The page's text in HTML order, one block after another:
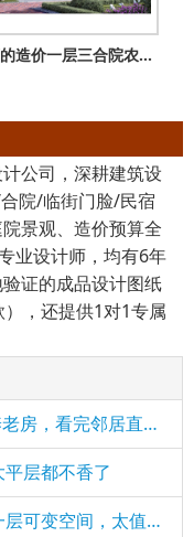
20多万的造价一层三合院农村自建房效果图
公司，深耕建筑设
院/临街门脸/民宿
景观、造价预算全
业设计师，均有6年
证的成品设计图纸
），还提供1对1专属
15×12米一层农村宝藏户型，适合养老房，看完邻居直接要图纸！
层都不香了
一层带阁楼农村别墅设计图，多得一层可变空间，太值了！